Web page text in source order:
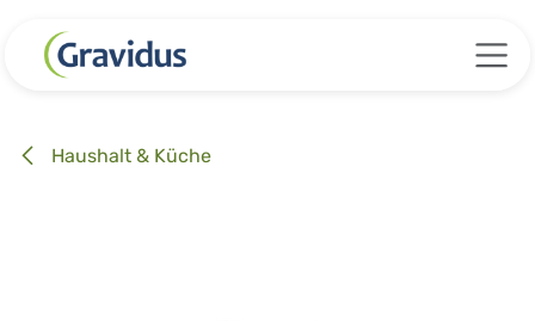
Haushalt & Küche